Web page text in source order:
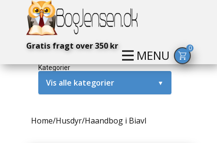
MENU
Gratis fragt over 350 kr 0
Kategorier
Vis alle kategorier ▼
Amerika / USA
Home/Husdyr/Haandbog i Biavl